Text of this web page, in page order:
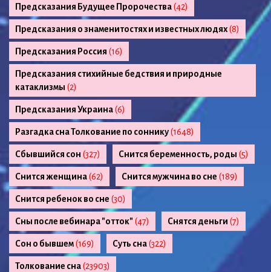
Предсказания Будущее Пророчества(42)
Предсказания о знаменитостях и известных людях(8)
Предсказания Россия (16)
Предсказания стихийные бедствия и природные
катаклизмы (2)
Предсказания Украина(6)
Разгадка сна Толкование по соннику(1648)
Сбывшийся сон (327) Снится беременность, роды (5)
Снится женщина(62) Снится мужчина во сне (189)
Снится ребенок во сне (30)
Сны после вебинара "отток"(47) Снятся деньги (7)
Сон о бывшем(169) Суть сна(322)
Толкование сна(23903)